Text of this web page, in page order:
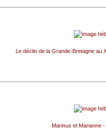
Le déclin de la Grande-Bretagne au
Marinus et Marianne